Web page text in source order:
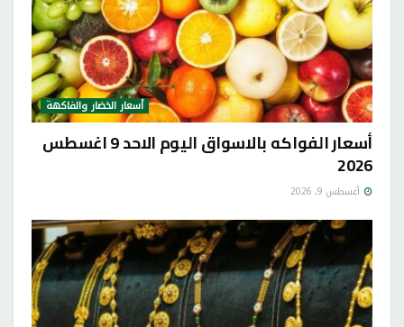
أسعار الخضار والفاكهة
أسعار الفواكه بالاسواق اليوم الاحد 9 اغسطس
2026
أغسطس 9, 2026